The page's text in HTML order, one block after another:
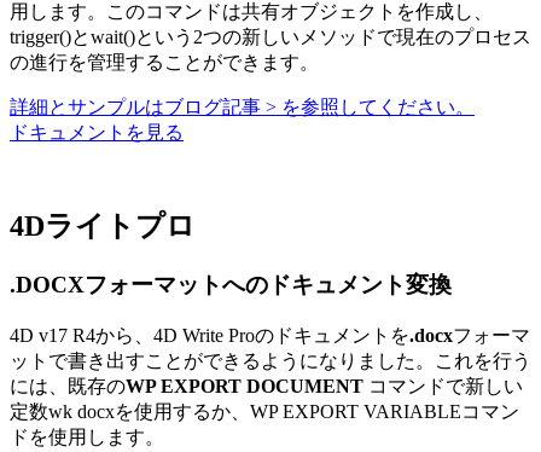
用します。このコマンドは共有オブジェクトを作成し、
trigger()とwait()という2つの新しいメソッドで現在のプロセス
の進行を管理することができます。
詳細とサンプルはブログ記事 > を参照してください。
ドキュメントを見る
4Dライトプロ
.DOCXフォーマットへのドキュメント変換
4D v17 R4から、4D Write Proのドキュメントを.docxフォーマ
ットで書き出すことができるようになりました。これを行う
には、既存のWP EXPORT DOCUMENT コマンドで新しい
定数wk docxを使用するか、 WP EXPORT VARIABLEコマン
ドを使用します。